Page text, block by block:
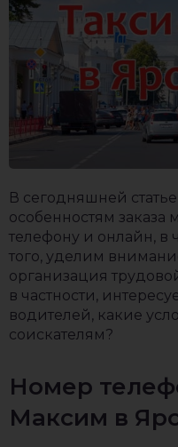
В сегодняшней
особенностям заказа
телефону и онлайн, в
того, уделим
организация
в частности,
водителей, какие
соискателям?
Номер
Максим в